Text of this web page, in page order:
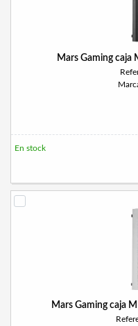
Mars Gaming caja
En stock
Mars Gaming caja